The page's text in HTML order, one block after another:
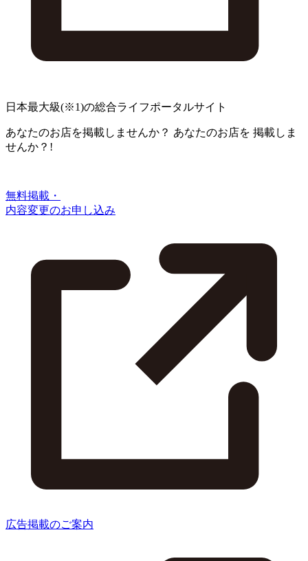
日本最大級(※1)の総合ライフポータルサイト
あなたのお店を掲載しませんか？ あなたのお店を 掲載しま
せんか？!
無料掲載・
内容変更のお申し込み
広告掲載のご案内